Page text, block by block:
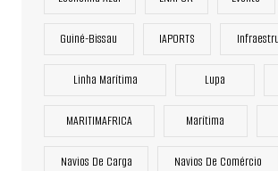
Guiné-Bissau IAPORTS
Linha Marítima Lupa
MARITIMAFRICA Marítima
Navios De Carga Navios De Comércio